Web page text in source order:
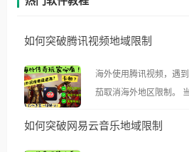
如何突破腾讯视频地域限制
海外使用腾讯视频，遇
茄取消海外地区限制。 当在海外打开腾讯视频，却突
示语。 海外用户如香港、澳门、台湾、美国、加拿
如何突破网易云音乐地域限制